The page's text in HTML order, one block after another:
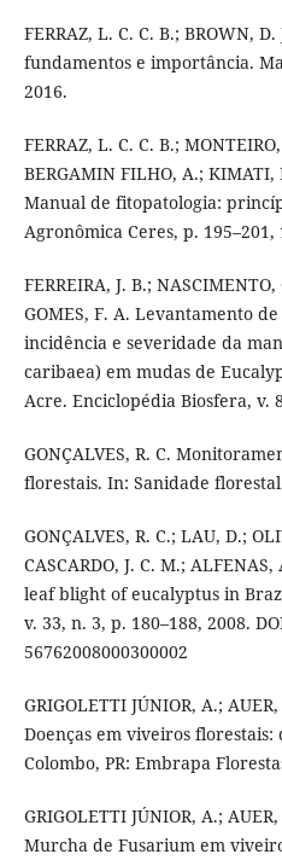
FERRAZ, L. C. C. B.; BROWN,
fundamentos e importância.
2016.
FERRAZ, L. C. C. B.;
BERGAMIN FILHO, A.; KIMATI,
Manual de fitopatologia:
Agronômica Ceres, p. 195–201,
FERREIRA, J. B.;
GOMES, F. A. Levantamento
incidência e severidade da
caribaea) em mudas de
Acre. Enciclopédia Biosfera, v.
GONÇALVES, R. C.
florestais. In: Sanidade
GONÇALVES, R. C.; LAU, D.;
CASCARDO, J. C. M.;
leaf blight of eucalyptus in
v. 33, n. 3, p. 180–188, 2008.
56762008000300002
GRIGOLETTI JÚNIOR, A.;
Doenças em viveiros
Colombo, PR: Embrapa
GRIGOLETTI JÚNIOR, A.;
Murcha de Fusarium em